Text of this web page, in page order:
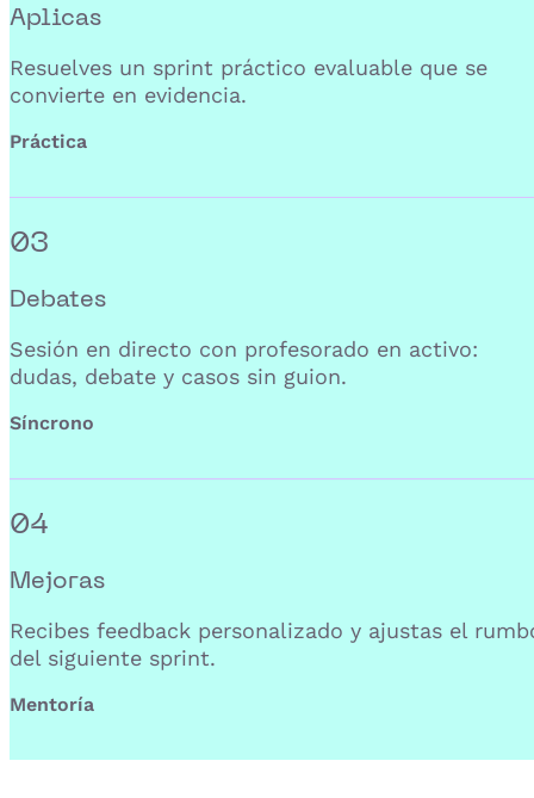
Aplicas
Resuelves un sprint práctico evaluable que se
convierte en evidencia.
Práctica
03
Debates
Sesión en directo con profesorado en activo:
dudas, debate y casos sin guion.
Síncrono
04
Mejoras
Recibes feedback personalizado y ajustas el
del siguiente sprint.
Mentoría